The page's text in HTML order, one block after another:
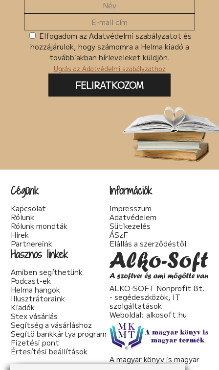
Ingyenes termékek
Csomagban szerepel
Elfogadom az Adatvédelmi szabályzatot és
hozzájárulok, hogy számomra a Helma kiadó a
továbbiakban hírleveleket küldjön.
Ugrás az Adatvédelmi szabályzathoz
FELIRATKOZOM
Cégünk
Kapcsolat
Rólunk
Rólunk mondták
Hírek
Partnereink
Információk
Impresszum
Adatvédelem
Sütikezelés
ÁSzF
Elállás a szerződéstől
Hasznos linkek
Amiben segíthetünk
Podcast-ek
Helma hangok
Illusztrátoraink
Kiadók
Stex vásárlás
Segítség a vásárláshoz
Segítő bankkártya program
Fizetési pont
Értesítési beállítások
ALKO-SOFT Nonprofit Bt.
- segédeszközök, IT
szolgáltatások
Weboldal: alkosoft.hu
A magyar könyv is magyar
termék